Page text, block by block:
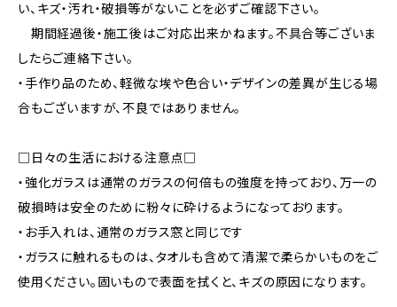
い、キズ・汚れ・破損等がないことを必ずご確認下さい。
期間経過後・施工後はご対応出来かねます。不具合等ございま
したらご連絡下さい。
・手作り品のため、軽微な埃や色合い・デザインの差異が生じる場
合もございますが、不良ではありません。
□日々の生活における注意点□
・強化ガラスは通常のガラスの何倍もの強度を持っており、万一の
破損時は安全のために粉々に砕けるようになっております。
・お手入れは、通常のガラス窓と同じです
・ガラスに触れるものは、タオルも含めて清潔で柔らかいものをご
使用ください。固いもので表面を拭くと、キズの原因になります。